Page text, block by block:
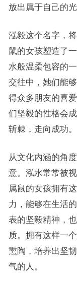
放出属于自己的光
泓毅这个名字，
鼠的女孩塑造了
水般温柔包容的
交往中，她们能
得众多朋友的喜
们坚毅的性格会
斩棘，走向成功。
从文化内涵的角
意。泓水常常被
属鼠的女孩拥有
力，能够在生活
表的坚毅精神，
质。拥有这样一
熏陶，培养出坚
气的人。